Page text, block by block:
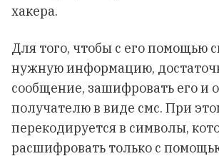
хакера.
Для того, чтобы с его помощью
нужную информацию,
сообщение, зашифровать его и
получателю в виде смс. При
перекодируется в символы,
расшифровать только с